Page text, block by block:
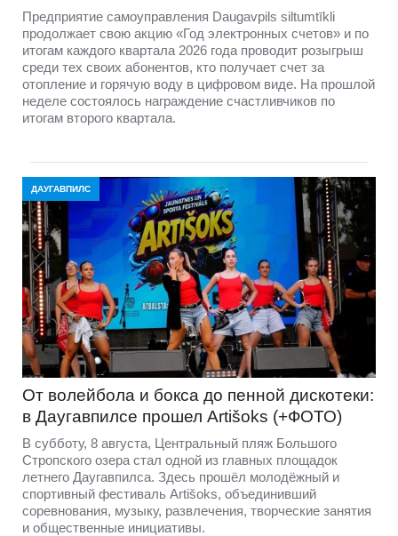
Предприятие самоуправления Daugavpils siltumtīkli
продолжает свою акцию «Год электронных счетов» и по
итогам каждого квартала 2026 года проводит розыгрыш
среди тех своих абонентов, кто получает счет за
отопление и горячую воду в цифровом виде. На прошлой
неделе состоялось награждение счастливчиков по
итогам второго квартала.
ДАУГАВПИЛС
От волейбола и бокса до пенной дискотеки:
в Даугавпилсе прошел Artišoks (+ФОТО)
В субботу, 8 августа, Центральный пляж Большого
Стропского озера стал одной из главных площадок
летнего Даугавпилса. Здесь прошёл молодёжный и
спортивный фестиваль Artišoks, объединивший
соревнования, музыку, развлечения, творческие занятия
и общественные инициативы.